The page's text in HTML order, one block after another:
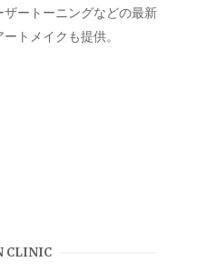
ートーニングなどの最新
トメイクも提供。
CLINIC